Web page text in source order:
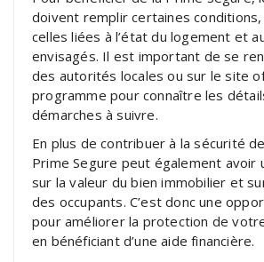
doivent remplir certaines
celles liées à l’état du logement et
envisagés. Il est important de se
des autorités locales ou sur le site
programme pour connaître les
démarches à suivre.
En plus de contribuer à la sécurité
Prime Segure peut également avoir
sur la valeur du bien immobilier et
des occupants. C’est donc une
pour améliorer la protection de
en bénéficiant d’une aide financière.